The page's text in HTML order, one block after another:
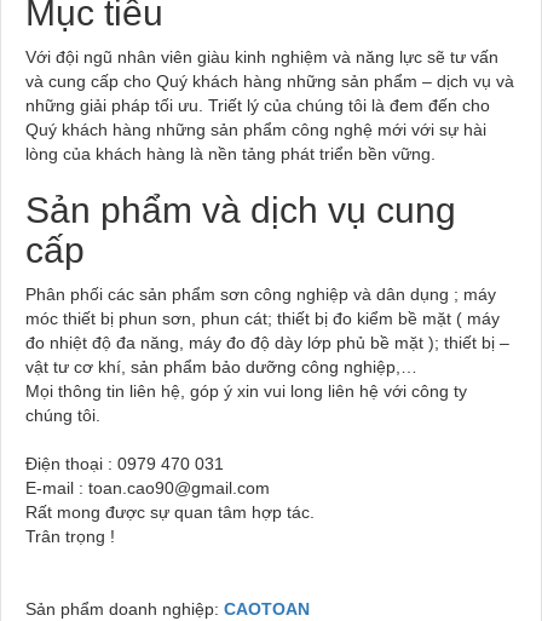
Mục tiêu
Với đội ngũ nhân viên giàu kinh nghiệm và năng lực sẽ tư vấn
và cung cấp cho Quý khách hàng những sản phẩm – dịch vụ và
những giải pháp tối ưu. Triết lý của chúng tôi là đem đến cho
Quý khách hàng những sản phẩm công nghệ mới với sự hài
lòng của khách hàng là nền tảng phát triển bền vững.
Sản phẩm và dịch vụ cung
cấp
Phân phối các sản phẩm sơn công nghiệp và dân dụng ; máy
móc thiết bị phun sơn, phun cát; thiết bị đo kiểm bề mặt ( máy
đo nhiệt độ đa năng, máy đo độ dày lớp phủ bề mặt ); thiết bị –
vật tư cơ khí, sản phẩm bảo dưỡng công nghiệp,…
Mọi thông tin liên hệ, góp ý xin vui long liên hệ với công ty
chúng tôi.
Điện thoại : 0979 470 031
E-mail : toan.cao90@gmail.com
Rất mong được sự quan tâm hợp tác.
Trân trọng !
Sản phẩm doanh nghiệp: CAOTOAN